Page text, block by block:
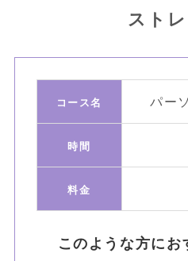
スト
コース名 パー
時間
料金
このような方にお